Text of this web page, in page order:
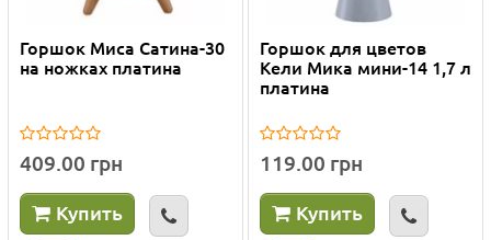
Горшок Миса Сатина-30
на ножках платина
409.00 грн
Купить
Горшок для цветов
Кели Мика мини-14 1,7 л
платина
119.00 грн
Купить